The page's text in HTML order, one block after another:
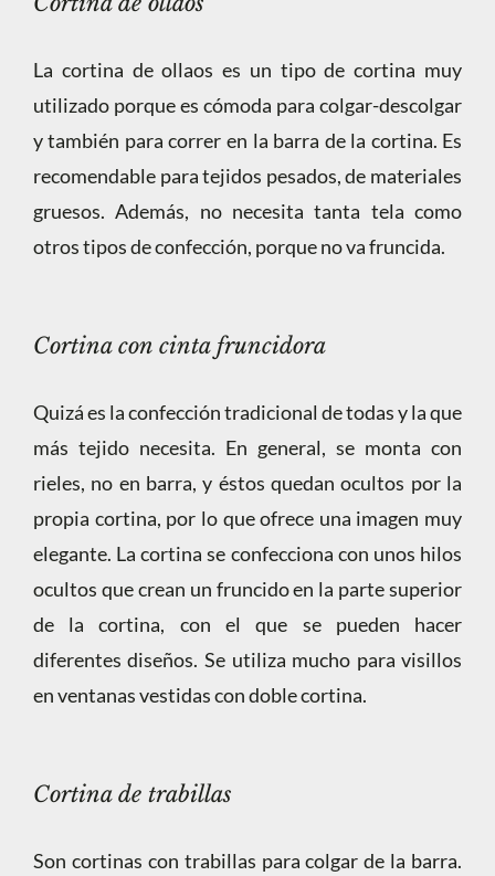
La cortina de ollaos es un tipo de cortina muy
utilizado porque es cómoda para colgar-descolgar
y también para correr en la barra de la cortina. Es
recomendable para tejidos pesados, de materiales
gruesos. Además, no necesita tanta tela como
otros tipos de confección, porque no va fruncida.
Cortina con cinta fruncidora
Quizá es la confección tradicional de todas y la que
más tejido necesita. En general, se monta con
rieles, no en barra, y éstos quedan ocultos por la
propia cortina, por lo que ofrece una imagen muy
elegante. La cortina se confecciona con unos hilos
ocultos que crean un fruncido en la parte superior
de la cortina, con el que se pueden hacer
diferentes diseños. Se utiliza mucho para visillos
en ventanas vestidas con doble cortina.
Cortina de trabillas
Son cortinas con trabillas para colgar de la barra.